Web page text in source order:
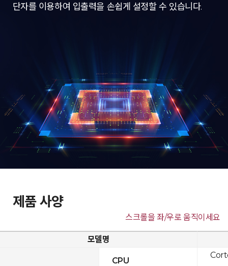
단자를 이용하여 입출력을 손쉽게 설정할 수 있습니다.
제품 사양
스크롤을 좌/우로 움직이세요
모델명
CPU